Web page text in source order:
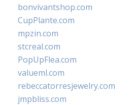
bonvivantshop.com
CupPlante.com
mpzin.com
stcreal.com
PopUpFlea.com
valueml.com
rebeccatorresjewelry.com
jmpbliss.com